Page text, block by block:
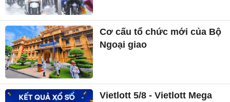
Cơ cấu tổ chức mới của Bộ
Ngoại giao
Vietlott 5/8 - Vietlott Mega